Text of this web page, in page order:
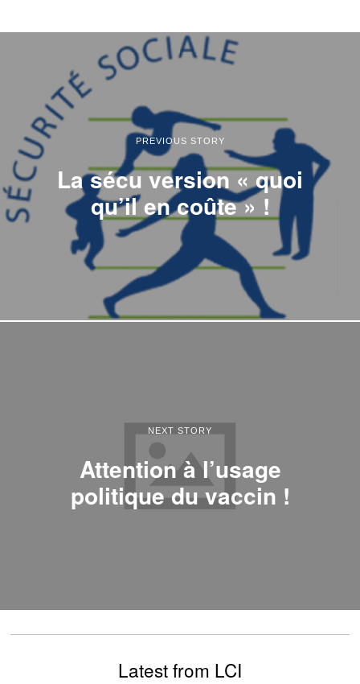
PREVIOUS STORY
La sécu version « quoi
qu’il en coûte » !
NEXT STORY
Attention à l’usage
politique du vaccin !
Latest from LCI